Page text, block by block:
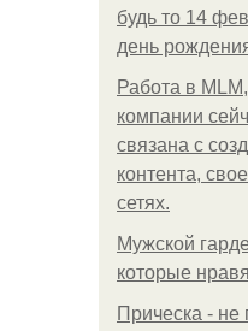
будь то 14
день
Работа в
компании
связана с
контента,
сетях.
Мужской
которые
Прическа - не